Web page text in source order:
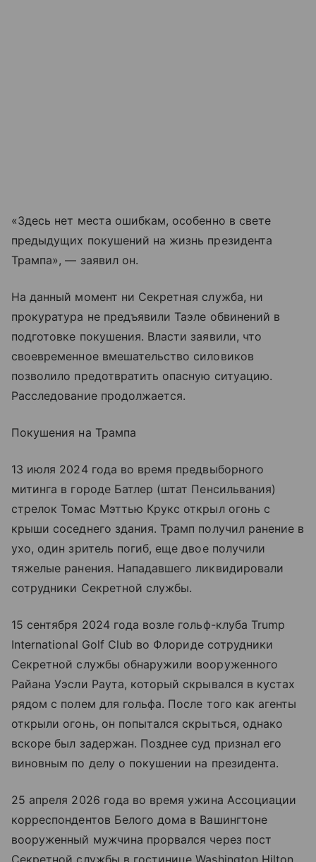
«Здесь нет места ошибкам, особенно в свете
предыдущих покушений на жизнь президента
Трампа», — заявил он.
На данный момент ни Секретная служба, ни
прокуратура не предъявили Таэле обвинений в
подготовке покушения. Власти заявили, что
своевременное вмешательство силовиков
позволило предотвратить опасную ситуацию.
Расследование продолжается.
Покушения на Трампа
13 июля 2024 года во время предвыборного
митинга в городе Батлер (штат Пенсильвания)
стрелок Томас Мэттью Крукс открыл огонь с
крыши соседнего здания. Трамп получил ранение в
ухо, один зритель погиб, еще двое получили
тяжелые ранения. Нападавшего ликвидировали
сотрудники Секретной службы.
15 сентября 2024 года возле гольф-клуба Trump
International Golf Club во Флориде сотрудники
Секретной службы обнаружили вооруженного
Райана Уэсли Раута, который скрывался в кустах
рядом с полем для гольфа. После того как агенты
открыли огонь, он попытался скрыться, однако
вскоре был задержан. Позднее суд признал его
виновным по делу о покушении на президента.
25 апреля 2026 года во время ужина Ассоциации
корреспондентов Белого дома в Вашингтоне
вооруженный мужчина прорвался через пост
Секретной службы в гостинице Washington Hilton,